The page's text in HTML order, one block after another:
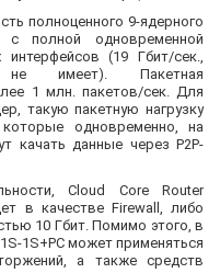
полноценного 9-ядерного
с полной одновременной
интерфейсов (19 Гбит/сек.,
имеет). Пакетная
1 млн. пакетов/сек. Для
такую пакетную нагрузку
одновременно, на
качать данные через P2P-
Cloud Core Router
в качестве Firewall, либо
10 Гбит. Помимо этого, в
1S+PC может применяться
а также средств